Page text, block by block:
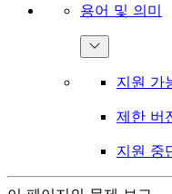
용어 및 의미
지원 가
제한 버
지원 중